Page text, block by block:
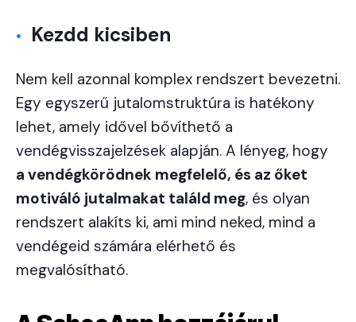
Kezdd kicsiben
Nem kell azonnal komplex rendszert bevezetni.
Egy egyszerű jutalomstruktúra is hatékony
lehet, amely idővel bővíthető a
vendégvisszajelzések alapján. A lényeg, hogy
a vendégkörödnek megfelelő, és az őket
motiváló jutalmakat találd meg, és olyan
rendszert alakíts ki, ami mind neked, mind a
vendégeid számára elérhető és
megvalósítható.